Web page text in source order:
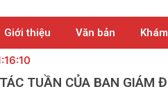
Giới thiệu Văn bản
TUẦN CỦA BAN